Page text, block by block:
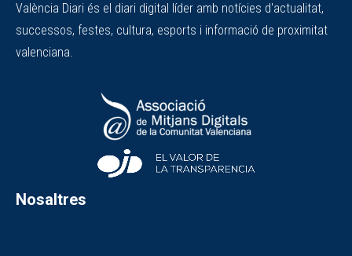
València Diari és el diari digital líder amb notícies d'actualitat,
successos, festes, cultura, esports i informació de proximitat
valenciana.
Nosaltres